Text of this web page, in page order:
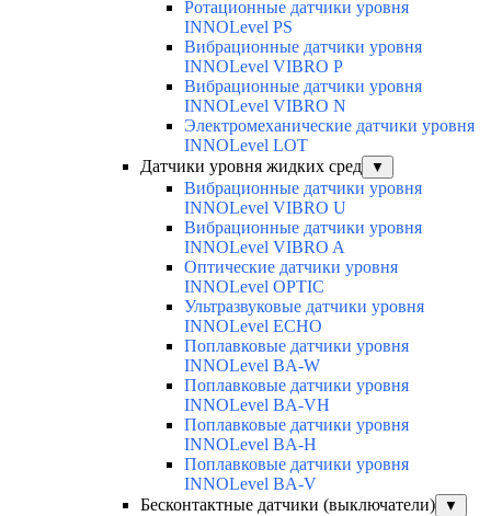
Ротационные датчики уровня
INNOLevel PS
Вибрационные датчики уровня
INNOLevel VIBRO P
Вибрационные датчики уровня
INNOLevel VIBRO N
Электромеханические датчики уровня
INNOLevel LOT
Датчики уровня жидких сред
▼
Вибрационные датчики уровня
INNOLevel VIBRO U
Вибрационные датчики уровня
INNOLevel VIBRO A
Оптические датчики уровня
INNOLevel OPTIC
Ультразвуковые датчики уровня
INNOLevel ECHO
Поплавковые датчики уровня
INNOLevel BA-W
Поплавковые датчики уровня
INNOLevel BA-VH
Поплавковые датчики уровня
INNOLevel BA-H
Поплавковые датчики уровня
INNOLevel BA-V
Бесконтактные датчики (выключатели)
▼